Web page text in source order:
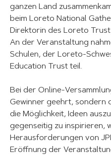
ganzen Land
beim Loreto National
Direktorin des Loreto
An der Veranstaltung
Schulen, der Loreto-
Education Trust teil.
Bei der Online-
Gewinner geehrt, sondern
die Möglichkeit, Ideen
gegenseitig zu inspirieren,
Herausforderungen von
Eröffnung der